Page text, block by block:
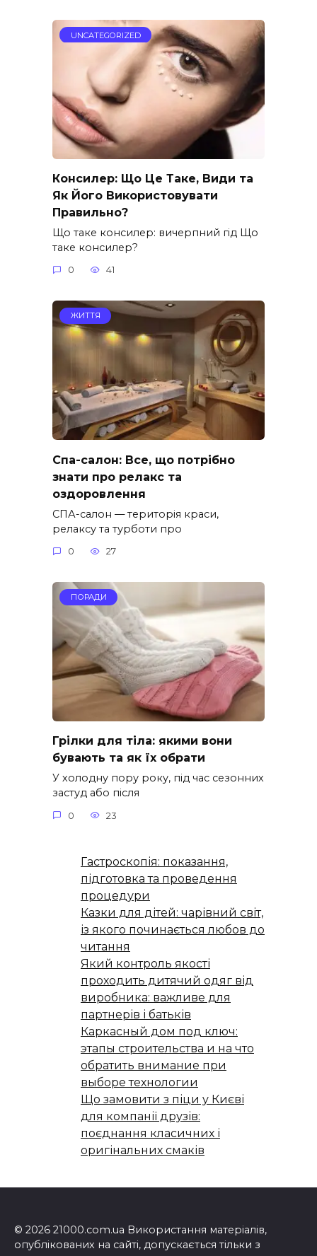
UNCATEGORIZED
Консилер: Що Це Таке, Види та
Як Його Використовувати
Правильно?
Що таке консилер: вичерпний гід Що
таке консилер?
0 41
ЖИТТЯ
Спа-салон: Все, що потрібно
знати про релакс та
оздоровлення
СПА-салон — територія краси,
релаксу та турботи про
0 27
ПОРАДИ
Грілки для тіла: якими вони
бувають та як їх обрати
У холодну пору року, під час сезонних
застуд або після
0 23
Гастроскопія: показання,
підготовка та проведення
процедури
Казки для дітей: чарівний світ,
із якого починається любов до
читання
Який контроль якості
проходить дитячий одяг від
виробника: важливе для
партнерів і батьків
Каркасный дом под ключ:
этапы строительства и на что
обратить внимание при
выборе технологии
Що замовити з піци у Києві
для компанії друзів:
поєднання класичних і
оригінальних смаків
© 2026 21000.com.ua Використання матеріалів,
опублікованих на сайті, допускається тільки з